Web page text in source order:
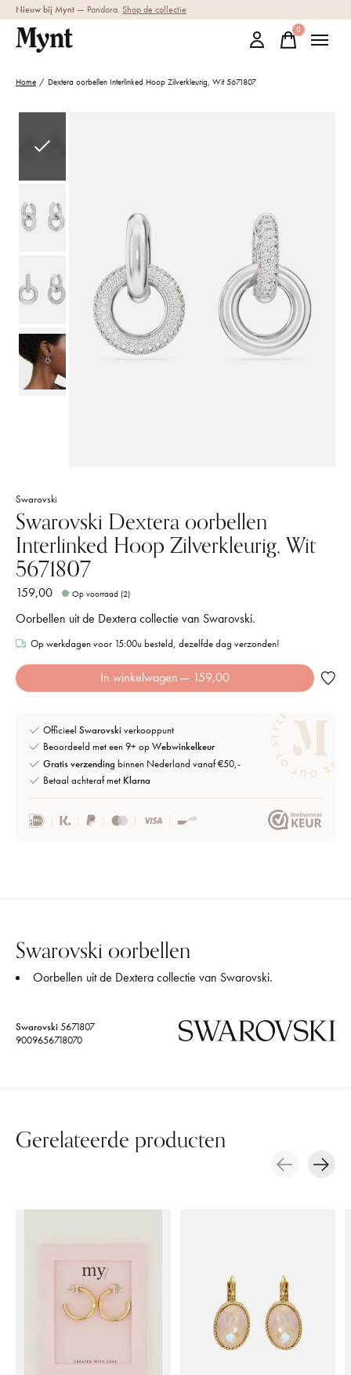
Nieuw bij Mynt — Pandora. Shop de collectie
0items
Home / Dextera oorbellen Interlinked Hoop Zilverkleurig, Wit 5671807
Swarovski
Swarovski Dextera oorbellen
Interlinked Hoop Zilverkleurig, Wit
5671807
159,00 Op voorraad (2)
Oorbellen uit de Dextera collectie van Swarovski.
Op werkdagen voor 15:00u besteld, dezelfde dag verzonden!
In winkelwagen — 159,00
Officieel Swarovskiverkooppunt
Beoordeeld met een 9+ opWebwinkelkeur
Gratis verzending binnen Nederland vanaf €50,-
Betaal achteraf met Klarna
Swarovski oorbellen
Oorbellen uit de Dextera collectie van Swarovski.
Swarovski5671807
9009656718070
Gerelateerde producten